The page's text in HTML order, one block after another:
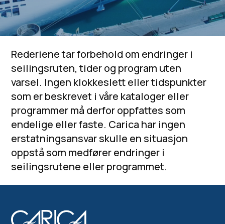
Rederiene tar forbehold om endringer i
seilingsruten, tider og program uten
varsel. Ingen klokkeslett eller tidspunkter
som er beskrevet i våre kataloger eller
programmer må derfor oppfattes som
endelige eller faste. Carica har ingen
erstatningsansvar skulle en situasjon
oppstå som medfører endringer i
seilingsrutene eller programmet.